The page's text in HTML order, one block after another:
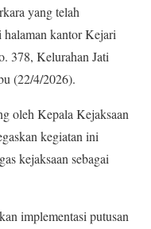
yang telah
kantor Kejari
378, Kelurahan Jati
(22/4/2026).
oleh Kepala Kejaksaan
kegiatan ini
kejaksaan sebagai
implementasi putusan